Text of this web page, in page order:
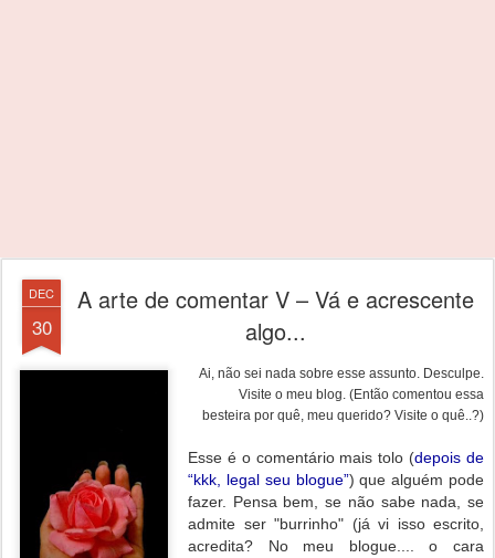
DEC
30
A arte de comentar V – Vá e acrescente
algo...
Ai, não sei nada sobre esse assunto. Desculpe.
Visite o meu blog. (Então comentou essa
besteira por quê, meu querido? Visite o quê..?)
Esse é o comentário mais tolo (depois de
“kkk, legal seu blogue”) que alguém pode
fazer. Pensa bem, se não sabe nada, se
admite ser "burrinho" (já vi isso escrito,
acredita? No meu blogue.... o cara